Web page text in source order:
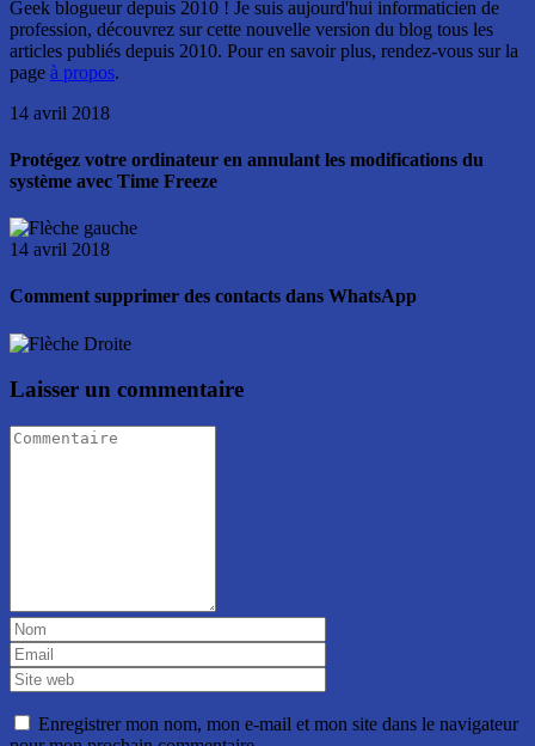
Geek blogueur depuis 2010 ! Je suis aujourd'hui informaticien de
profession, découvrez sur cette nouvelle version du blog tous les
articles publiés depuis 2010. Pour en savoir plus, rendez-vous sur la
page à propos.
14 avril 2018
Protégez votre ordinateur en annulant les modifications du
système avec Time Freeze
14 avril 2018
Comment supprimer des contacts dans WhatsApp
Laisser un commentaire
Enregistrer mon nom, mon e-mail et mon site dans le navigateur